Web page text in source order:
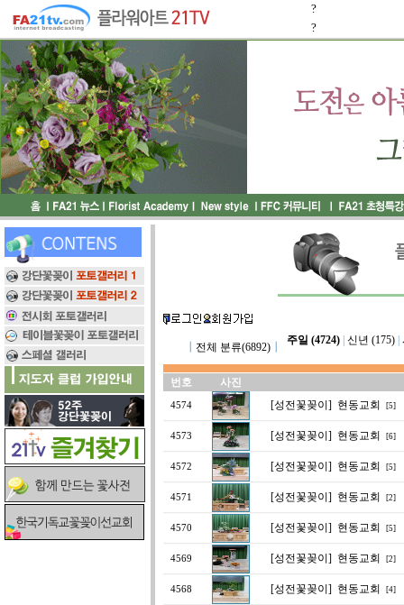
?
?
전체 분류(6892)┃
주일 (4724)| 신년 (175)|
번호 사진
4574 [성전꽃꽂이] 현동교회 [5]
4573 [성전꽃꽂이] 현동교회 [6]
4572 [성전꽃꽂이] 현동교회 [5]
4571 [성전꽃꽂이] 현동교회 [2]
4570 [성전꽃꽂이] 현동교회 [5]
4569 [성전꽃꽂이] 현동교회 [2]
4568 [성전꽃꽂이] 현동교회 [4]